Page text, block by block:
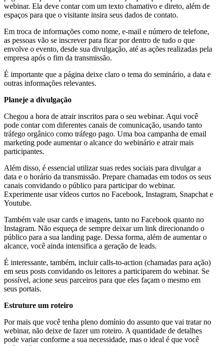
webinar. Ela deve contar com um texto chamativo e direto, além de
espaços para que o visitante insira seus dados de contato.
Em troca de informações como nome, e-mail e número de telefone,
as pessoas vão se inscrever para ficar por dentro de tudo o que
envolve o evento, desde sua divulgação, até as ações realizadas pela
empresa após o fim da transmissão.
É importante que a página deixe claro o tema do seminário, a data e
outras informações relevantes.
Planeje a divulgação
Chegou a hora de atrair inscritos para o seu webinar. Aqui você
pode contar com diferentes canais de comunicação, usando tanto
tráfego orgânico como tráfego pago. Uma boa campanha de email
marketing pode aumentar o alcance do webinário e atrair mais
participantes.
Além disso, é essencial utilizar suas redes sociais para divulgar a
data e o horário da transmissão. Prepare chamadas em todos os seus
canais convidando o público para participar do webinar.
Experimente usar vídeos curtos no Facebook, Instagram, Snapchat e
Youtube.
Também vale usar cards e imagens, tanto no Facebook quanto no
Instagram. Não esqueça de sempre deixar um link direcionando o
público para a sua landing page. Dessa forma, além de aumentar o
alcance, você ainda intensifica a geração de leads.
É interessante, também, incluir calls-to-action (chamadas para ação)
em seus posts convidando os leitores a participarem do webinar. Se
possível, acione seus parceiros para que eles façam o mesmo em
seus portais.
Estruture um roteiro
Por mais que você tenha pleno domínio do assunto que vai tratar no
webinar, não deixe de fazer um roteiro. A quantidade de detalhes
pode variar conforme a sua necessidade, mas o ideal é que você